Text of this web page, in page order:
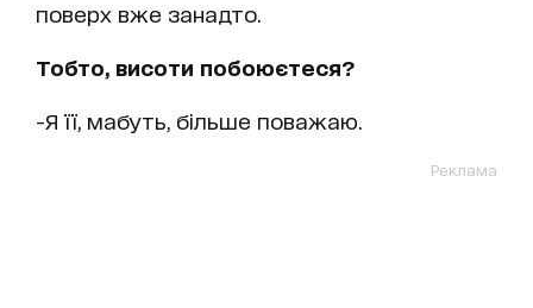
поверх вже занадто.
Тобто, висоти побоюєтеся?
-Я її, мабуть, більше поважаю.
Реклама